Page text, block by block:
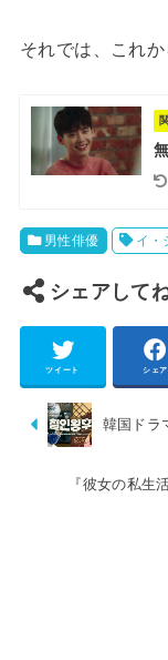
それでは、これ
男性俳優 イ・
シェアして
ツイート シェア
韓国ドラ
『彼女の私生